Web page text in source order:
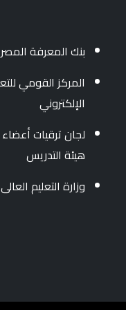
بنك المعرفة
المركز القومي
الإلكتروني
لجان ترقيات أعضاء
هيئة التدريس
وزارة التعليم العالى